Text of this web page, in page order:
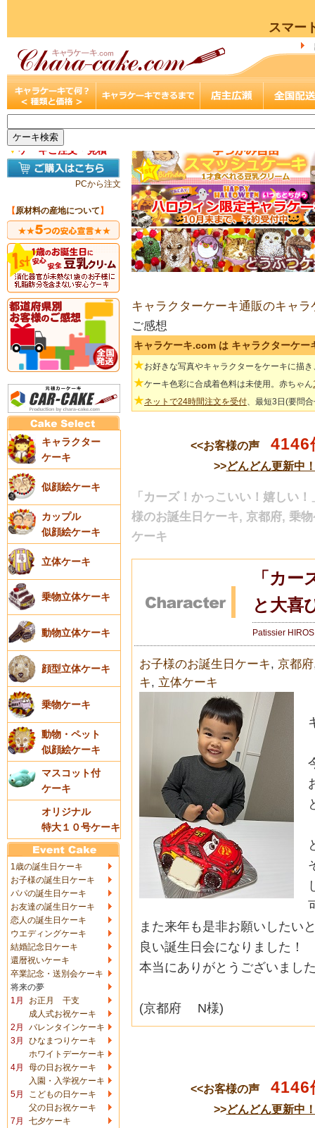
スマー
▼ケーキご注文・見積
PCから注文
【原材料の産地について 】
キャラクター
ケーキ
似顔絵ケーキ
カップル
似顔絵ケーキ
立体ケーキ
乗物立体ケーキ
動物立体ケーキ
顔型立体ケーキ
乗物ケーキ
動物・ペット
似顔絵ケーキ
マスコット付
ケーキ
オリジナル
特大１０号ケーキ
1歳の誕生日ケーキ
お子様の誕生日ケーキ
パパの誕生日ケーキ
お友達の誕生日ケーキ
恋人の誕生日ケーキ
ウエディングケーキ
結婚記念日ケーキ
還暦祝いケーキ
卒業記念・送別会ケーキ
将来の夢
1月
お正月 干支
成人式お祝ケーキ
2月
バレンタインケーキ
3月
ひなまつりケーキ
ホワイトデーケーキ
4月
母の日お祝ケーキ
入園・入学祝ケーキ
5月
こどもの日ケーキ
父の日お祝ケーキ
7月
七夕ケーキ
キャラクターケーキ通販のキャラ
ご感想
キャラケーキ.com は キャラクターケ
★お好きな写真やキャラクターをケーキに描
★ケーキ色彩に合成着色料は未使用。赤ちゃん
★ネットで24時間注文を受付、最短3日(要問
<<お客様の声 4146
>>どんどん更新中
「カーズ！かっこいい！嬉しい
様のお誕生日ケーキ, 京都府, 乗
ケーキ
「カ
と大喜
Patissier
お子様のお誕生日ケーキ, 京都府
キ, 立体ケーキ
また来年も是非お願いしたい
良い誕生日会になりました！
本当にありがとうございまし
(京都府 N様)
<<お客様の声 4146
>>どんどん更新中